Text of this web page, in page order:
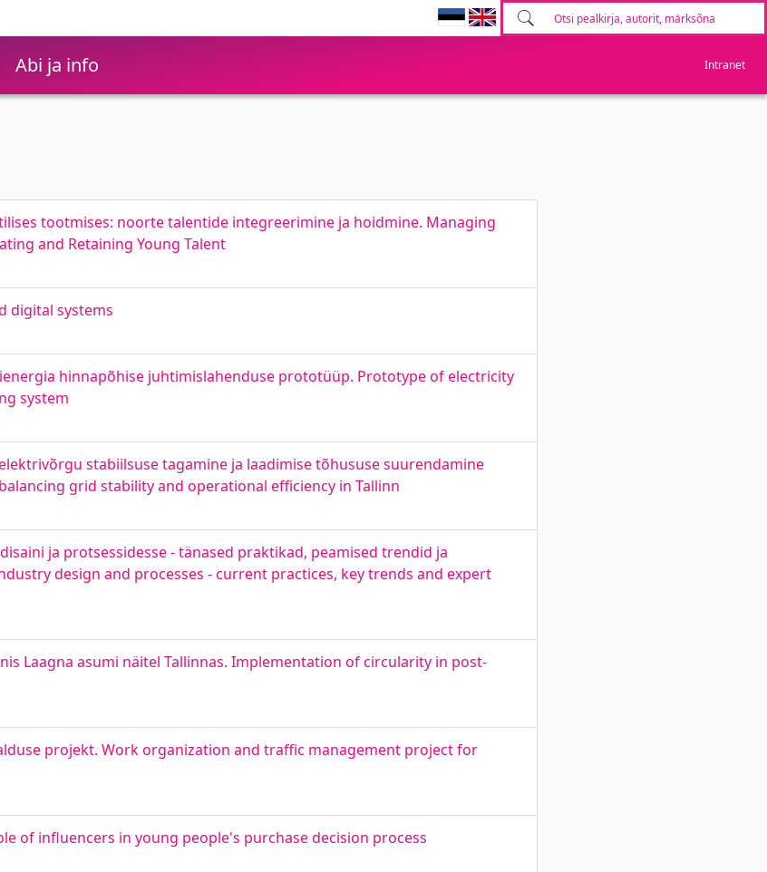
Abi ja info Intranet
tootmises: noorte talentide integreerimine ja hoidmine. Managing
and Retaining Young Talent
digital systems
hinnapõhise juhtimislahenduse prototüüp. Prototype of electricity
system
stabiilsuse tagamine ja laadimise tõhususe suurendamine
grid stability and operational efficiency in Tallinn
ja protsessidesse - tänased praktikad, peamised trendid ja
design and processes - current practices, key trends and expert
Laagna asumi näitel Tallinnas. Implementation of circularity in post-
projekt. Work organization and traffic management project for
of influencers in young people's purchase decision process